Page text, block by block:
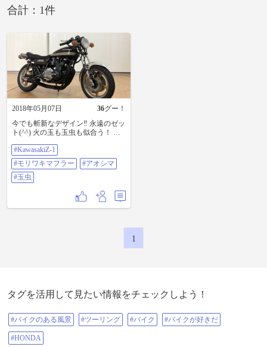
合計：1件
2018年05月07日 36グー！
今でも斬新なデザイン‼️ 永遠のゼッ
ト(^^) 火の玉も玉虫も似合う！ モ
キマフラー ＃アオシマ ＃玉虫
#KawasakiZ-1
#モリワキマフラー
#アオシマ
#玉虫
1
タグを活用して見たい情報をチェックしよう！
#バイクのある風景 #ツーリング #バイク #バイクが好きだ
#HONDA